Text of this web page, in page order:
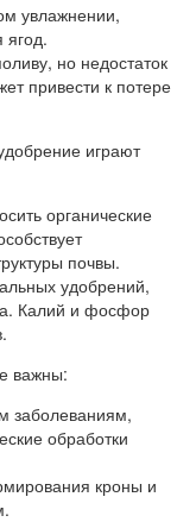
увлажнении,
но недостаток
привести к потере
играют
органические
почвы.
удобрений,
Калий и фосфор
важны:
заболеваниям,
обработки
кроны и